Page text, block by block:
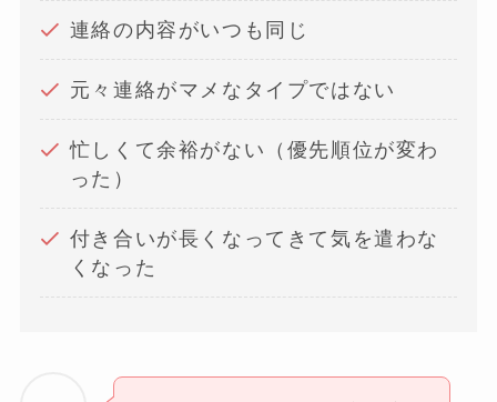
連絡の内容がいつも同じ
元々連絡がマメなタイプではない
忙しくて余裕がない（優先順位が変わ
った）
付き合いが長くなってきて気を遣わな
くなった